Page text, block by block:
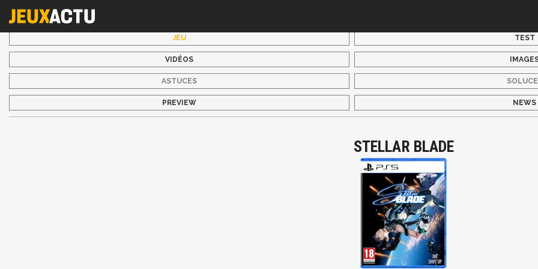
JEU TEST
VIDÉOS
ASTUCES
PREVIEW NEWS
STELLAR BLADE